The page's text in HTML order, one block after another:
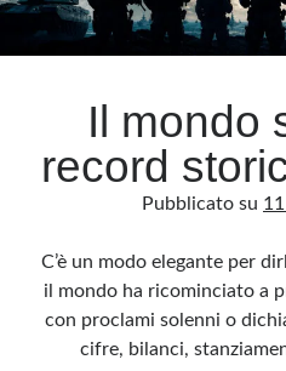
Il mondo
record
Pubblicato su
C’è un modo elegante per
il mondo ha ricominciato a
con proclami solenni o
cifre, bilanci,